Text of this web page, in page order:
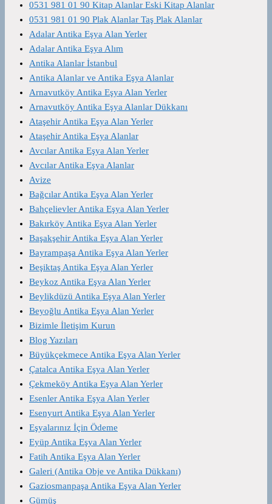
0531 981 01 90 Kitap Alanlar Eski Kitap Alanlar
0531 981 01 90 Plak Alanlar Taş Plak Alanlar
Adalar Antika Eşya Alan Yerler
Adalar Antika Eşya Alım
Antika Alanlar İstanbul
Antika Alanlar ve Antika Eşya Alanlar
Arnavutköy Antika Eşya Alan Yerler
Arnavutköy Antika Eşya Alanlar Dükkanı
Ataşehir Antika Eşya Alan Yerler
Ataşehir Antika Eşya Alanlar
Avcılar Antika Eşya Alan Yerler
Avcılar Antika Eşya Alanlar
Avize
Bağcılar Antika Eşya Alan Yerler
Bahçelievler Antika Eşya Alan Yerler
Bakırköy Antika Eşya Alan Yerler
Başakşehir Antika Eşya Alan Yerler
Bayrampaşa Antika Eşya Alan Yerler
Beşiktaş Antika Eşya Alan Yerler
Beykoz Antika Eşya Alan Yerler
Beylikdüzü Antika Eşya Alan Yerler
Beyoğlu Antika Eşya Alan Yerler
Bizimle İletişim Kurun
Blog Yazıları
Büyükçekmece Antika Eşya Alan Yerler
Çatalca Antika Eşya Alan Yerler
Çekmeköy Antika Eşya Alan Yerler
Esenler Antika Eşya Alan Yerler
Esenyurt Antika Eşya Alan Yerler
Eşyalarınız İçin Ödeme
Eyüp Antika Eşya Alan Yerler
Fatih Antika Eşya Alan Yerler
Galeri (Antika Obje ve Antika Dükkanı)
Gaziosmanpaşa Antika Eşya Alan Yerler
Gümüş